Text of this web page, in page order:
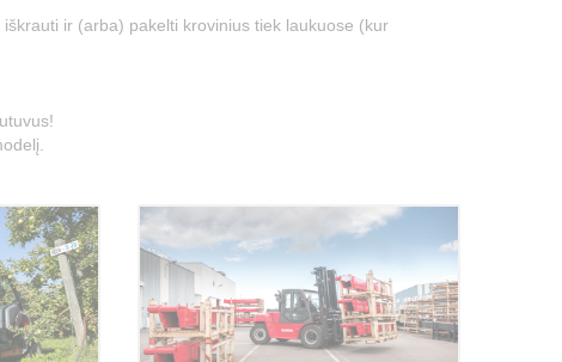
ir (arba) pakelti krovinius tiek laukuose (kur